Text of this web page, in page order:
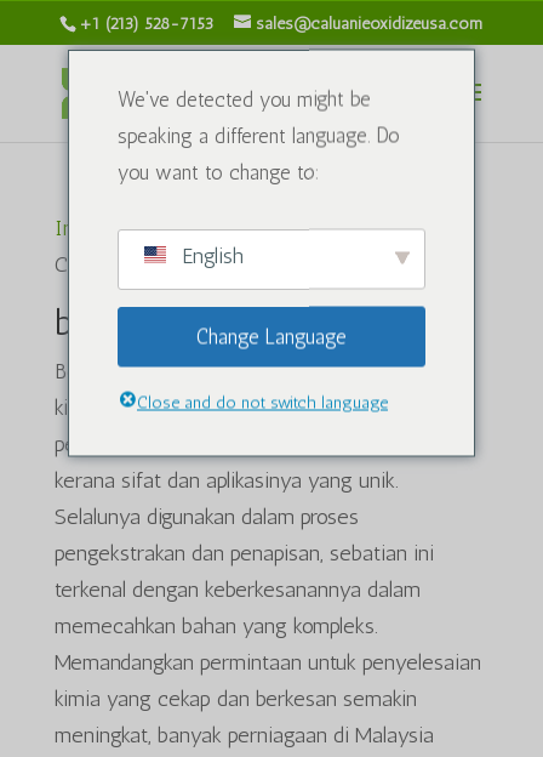
+1 (213) 528-7153 sales@caluanieoxidizeusa.com
Início
/ Produtos marcados com a tag “beli
Caluanie muelear oxidize”
beli Caluanie muelear oxidar
Beli Caluanie muelear oxidize adalah sebatian
kimia yang telah mendapat perhatian dalam
pelbagai industri, terutamanya di Malaysia,
kerana sifat dan aplikasinya yang unik.
Selalunya digunakan dalam proses
pengekstrakan dan penapisan, sebatian ini
terkenal dengan keberkesanannya dalam
memecahkan bahan yang kompleks.
Memandangkan permintaan untuk penyelesaian
kimia yang cekap dan berkesan semakin
meningkat, banyak perniagaan di Malaysia
We've detected you might be
speaking a different language. Do
you want to change to:
English
Change Language
Close and do not switch language